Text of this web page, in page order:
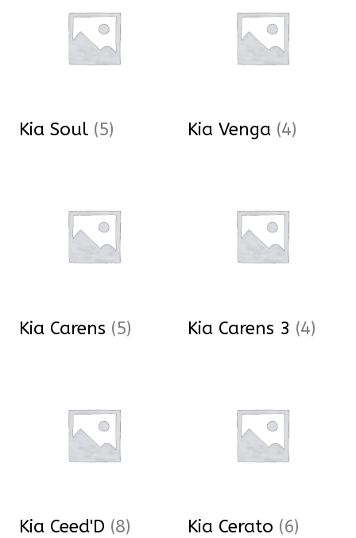
Kia Soul (5) Kia Venga (4)
Kia Carens (5) Kia Carens 3 (4)
Kia Ceed'D (8) Kia Cerato (6)